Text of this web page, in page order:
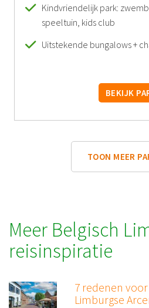
Kindvriendelijk park:
speeltuin, kids club
Uitstekende bungalows +
BEKIJK
TOON MEER
Meer Belgisch
reisinspiratie
7 redenen
Limburgse